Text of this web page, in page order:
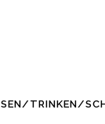
TRINKEN/